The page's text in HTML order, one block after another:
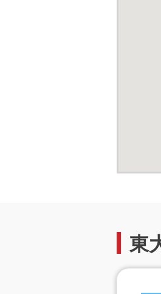
東